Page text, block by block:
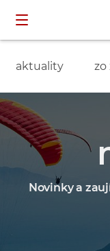
aktuality zo
Novinky a